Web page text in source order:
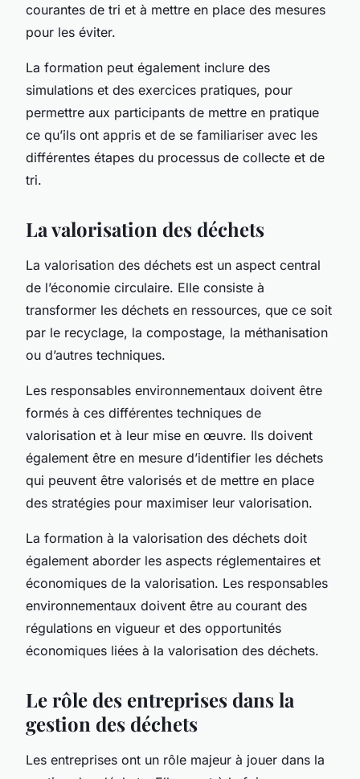
courantes de tri et à mettre en place des mesures
pour les éviter.
La formation peut également inclure des
simulations et des exercices pratiques, pour
permettre aux participants de mettre en pratique
ce qu’ils ont appris et de se familiariser avec les
différentes étapes du processus de collecte et de
tri.
La valorisation des déchets
La valorisation des déchets est un aspect central
de l’économie circulaire. Elle consiste à
transformer les déchets en ressources, que ce soit
par le recyclage, la compostage, la méthanisation
ou d’autres techniques.
Les responsables environnementaux doivent être
formés à ces différentes techniques de
valorisation et à leur mise en œuvre. Ils doivent
également être en mesure d’identifier les déchets
qui peuvent être valorisés et de mettre en place
des stratégies pour maximiser leur valorisation.
La formation à la valorisation des déchets doit
également aborder les aspects réglementaires et
économiques de la valorisation. Les responsables
environnementaux doivent être au courant des
régulations en vigueur et des opportunités
économiques liées à la valorisation des déchets.
Le rôle des entreprises dans la
gestion des déchets
Les entreprises ont un rôle majeur à jouer dans la